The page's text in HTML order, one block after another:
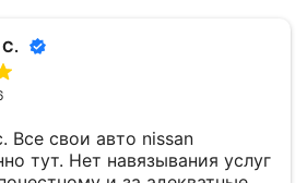
С.
Все свои авто nissan
тут. Нет навязывания услуг